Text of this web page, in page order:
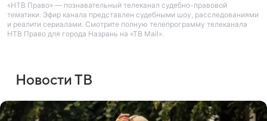
«НТВ Право» — познавательный телеканал судебно-правовой
тематики. Эфир канала представлен судебными шоу, расследованиями
и реалити сериалами. Смотрите полную телепрограмму телеканала
НТВ Право для города Назрань на «ТВ Mail».
Новости ТВ